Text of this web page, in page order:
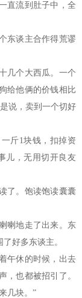
直流到肚子中，全
东谈主合作得荒谬
几个大西瓜。一个
给他俩的价钱相比
说，卖到一个切好
斤1块钱，扣掉资
儿，无用切开良友
了。饱读饱读囊囊
喇地走了出来。东
好多东谈主。
午休的时候，出去
，也都被招引了。
几块。”